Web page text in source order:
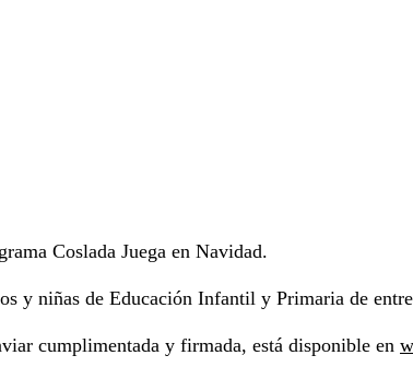
Coslada Juega en Navidad.
niñas de Educación Infantil y Primaria de
cumplimentada y firmada, está disponible en